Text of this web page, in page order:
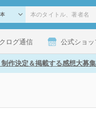
ログ通信 公式ショッ
作決定＆掲載する感想大募集